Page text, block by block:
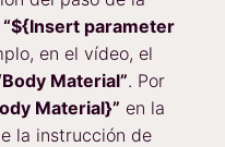
“${Insert parameter
en el vídeo, el
Material”. Por
Material}” en la
la instrucción de